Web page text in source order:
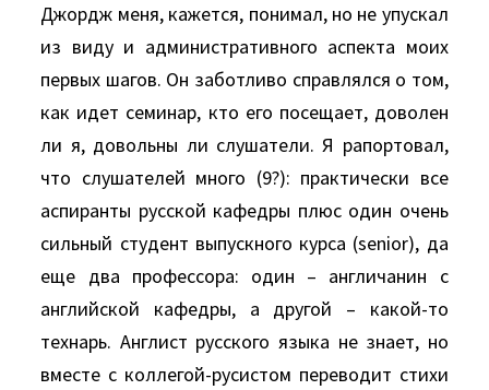
Джордж меня, кажется, понимал, но не упускал
из виду и административного аспекта моих
первых шагов. Он заботливо справлялся о том,
как идет семинар, кто его посещает, доволен
ли я, довольны ли слушатели. Я рапортовал,
что слушателей много (9?): практически все
аспиранты русской кафедры плюс один очень
сильный студент выпускного курса (senior), да
еще два профессора: один – англичанин с
английской кафедры, а другой – какой-то
технарь. Англист русского языка не знает, но
вместе с коллегой-русистом переводит стихи